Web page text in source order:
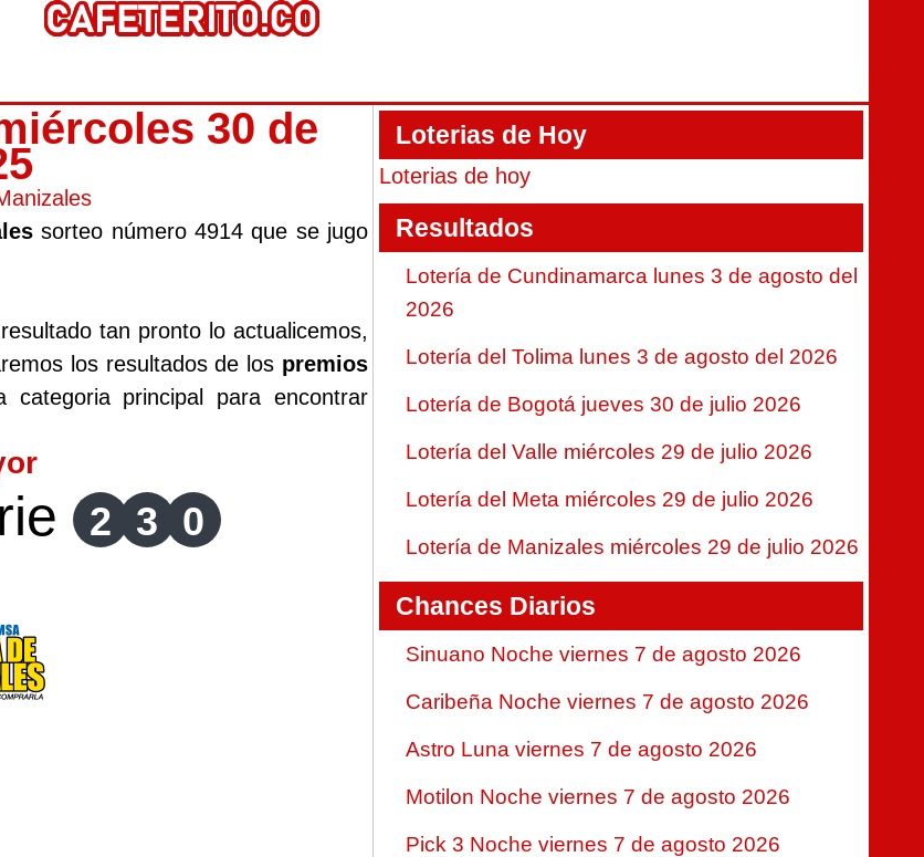
30 de
sorteo número 4914 que se jugo
tan pronto lo actualicemos,
los resultados de los premios
principal para encontrar
2 3 0
Loterias de Hoy
Loterias de hoy
Resultados
Lotería de Cundinamarca lunes 3 de agosto del
2026
Lotería del Tolima lunes 3 de agosto del 2026
Lotería de Bogotá jueves 30 de julio 2026
Lotería del Valle miércoles 29 de julio 2026
Lotería del Meta miércoles 29 de julio 2026
Lotería de Manizales miércoles 29 de julio 2026
Chances Diarios
Sinuano Noche viernes 7 de agosto 2026
Caribeña Noche viernes 7 de agosto 2026
Astro Luna viernes 7 de agosto 2026
Motilon Noche viernes 7 de agosto 2026
Pick 3 Noche viernes 7 de agosto 2026